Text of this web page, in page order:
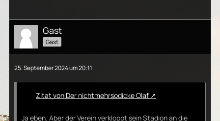
Gast
Gast
25. September 2024 um 20:11
Zitat von Der nichtmehrsodicke Olaf
Ja eben. Aber der Verein verkloppt sein Stadion an die